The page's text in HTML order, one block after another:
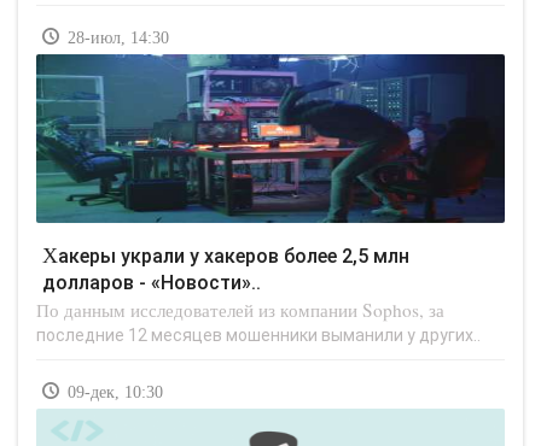
28-июл, 14:30
Хакеры украли у хакеров более 2,5 млн
долларов - «Новости»..
По данным исследователей из компании Sophos, за
последние 12 месяцев мошенники выманили у других..
09-дек, 10:30